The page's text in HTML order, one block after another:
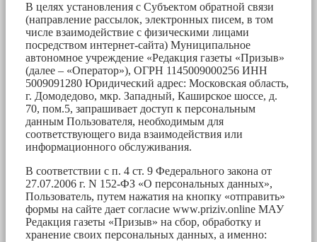
В целях установления с Субъектом обратной связи
(направление рассылок, электронных писем, в том
числе взаимодействие с физическими лицами
посредством интернет-сайта) Муниципальное
автономное учреждение «Редакция газеты «Призыв»
(далее – «Оператор»), ОГРН 1145009000256 ИНН
5009091280 Юридический адрес: Московская область,
г. Домодедово, мкр. Западный, Каширское шоссе, д.
70, пом.5, запрашивает доступ к персональным
данным Пользователя, необходимым для
соответствующего вида взаимодействия или
информационного обслуживания.
В соответствии с п. 4 ст. 9 Федерального закона от
27.07.2006 г. N 152-ФЗ «О персональных данных»,
Пользователь, путем нажатия на кнопку «отправить»
формы на сайте дает согласие www.priziv.online МАУ
Редакция газеты «Призыв» на сбор, обработку и
хранение своих персональных данных, а именно: